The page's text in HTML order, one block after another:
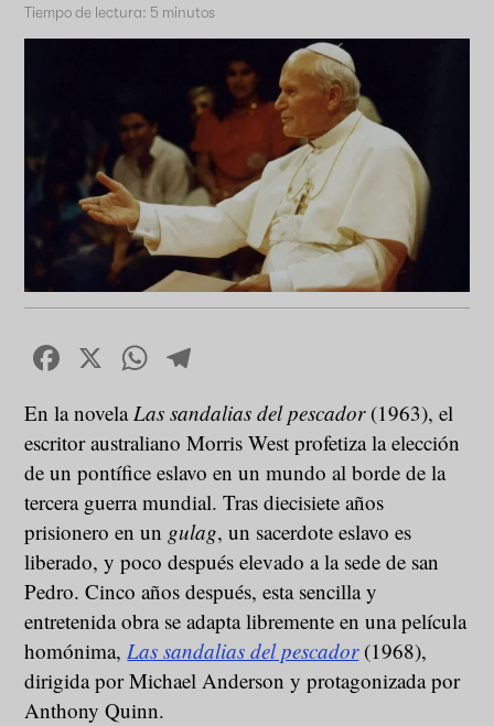
Tiempo de lectura: 5 minutos
Facebook
X WhatsApp
En la novelaLas sandalias del pescador (1963), el
escritor australiano Morris West profetiza la elección
de un pontífice eslavo en un mundo al borde de la
tercera guerra mundial. Tras diecisiete años
prisionero en un gulag, un sacerdote eslavo es
liberado, y poco después elevado a la sede de san
Pedro. Cinco años después, esta sencilla y
entretenida obra se adapta libremente en una película
homónima,Las sandalias del pescador (1968),
dirigida por Michael Anderson y protagonizada por
Anthony Quinn.